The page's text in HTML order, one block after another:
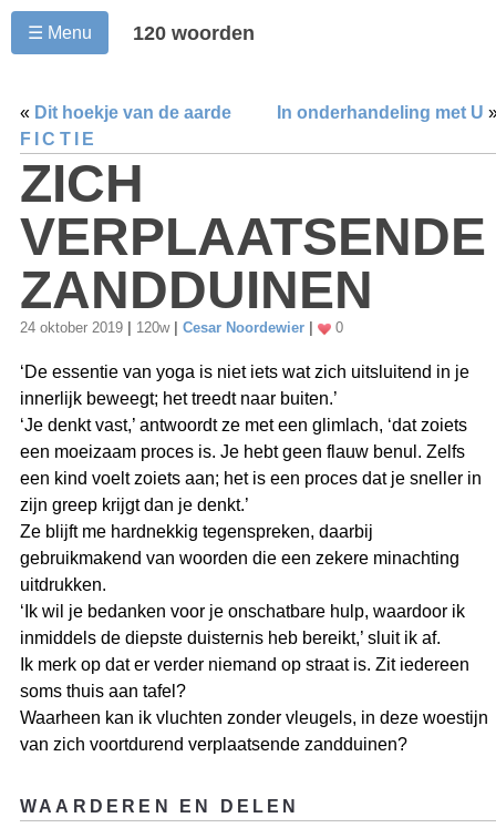
☰ Menu 120 woorden
« Dit hoekje van de aarde In onderhandeling met U
FICTIE
ZICH
VERPLAATSENDE
ZANDDUINEN
24 oktober 2019 120w Cesar Noordewier 0
‘De essentie van yoga is niet iets wat zich uitsluitend in je
innerlijk beweegt; het treedt naar buiten.’
‘Je denkt vast,’ antwoordt ze met een glimlach, ‘dat zoiets
een moeizaam proces is. Je hebt geen flauw benul. Zelfs
een kind voelt zoiets aan; het is een proces dat je sneller in
zijn greep krijgt dan je denkt.’
Ze blijft me hardnekkig tegenspreken, daarbij
gebruikmakend van woorden die een zekere minachting
uitdrukken.
‘Ik wil je bedanken voor je onschatbare hulp, waardoor ik
inmiddels de diepste duisternis heb bereikt,’ sluit ik af.
Ik merk op dat er verder niemand op straat is. Zit iedereen
soms thuis aan tafel?
Waarheen kan ik vluchten zonder vleugels, in deze woestijn
van zich voortdurend verplaatsende zandduinen?
WAARDEREN EN DELEN